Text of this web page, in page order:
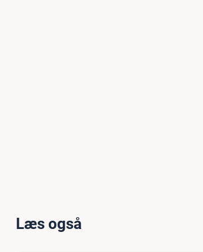
Læs også